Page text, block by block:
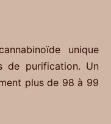
unique
de purification. Un
plus de 98 à 99